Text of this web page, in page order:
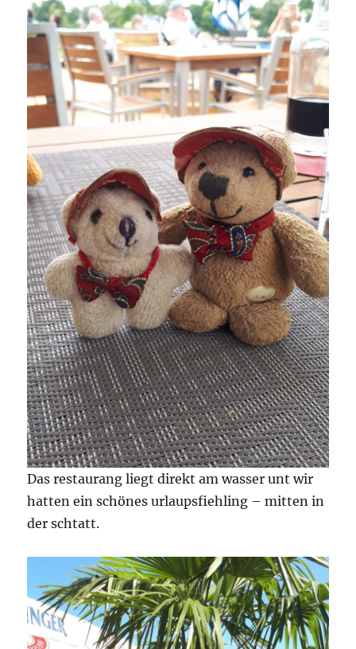
Das restaurang liegt direkt am wasser unt wir
hatten ein schönes urlaupsfiehling – mitten in
der schtatt.